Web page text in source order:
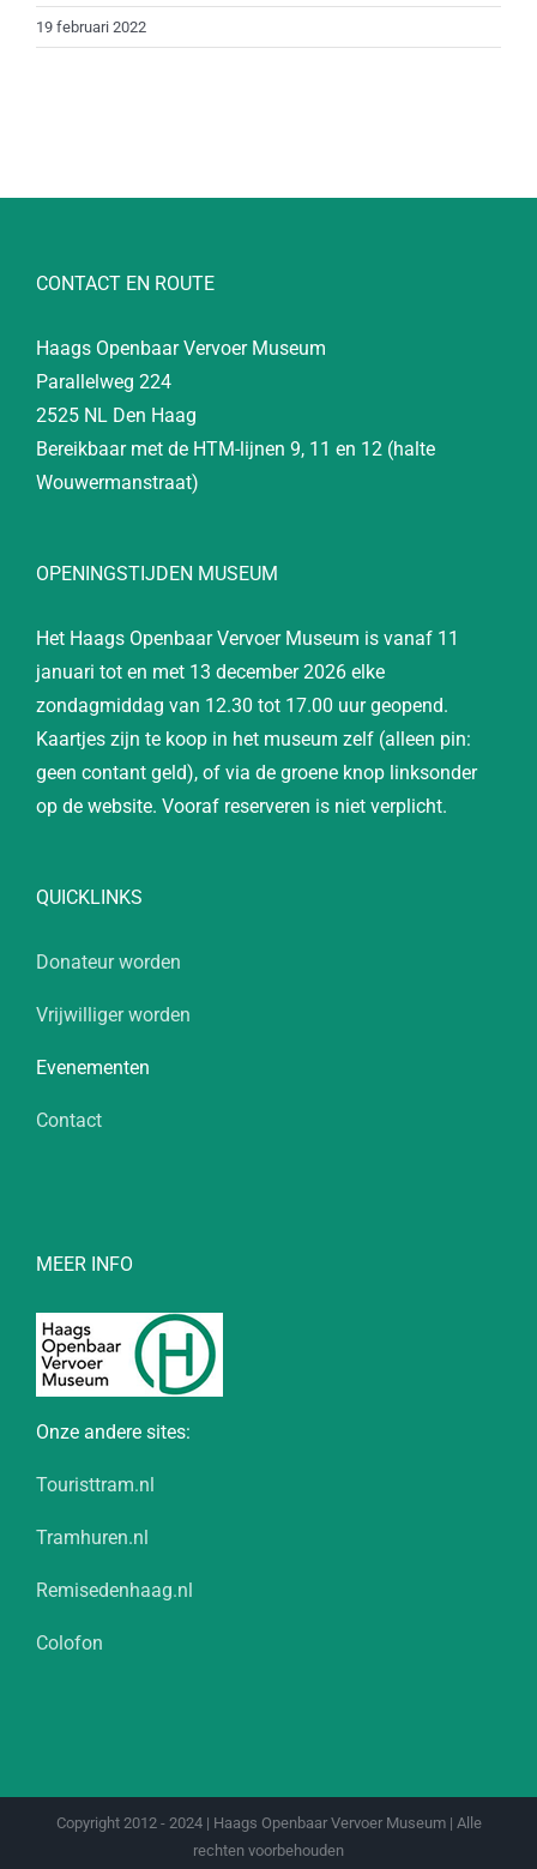
19 februari 2022
CONTACT EN ROUTE
Haags Openbaar Vervoer Museum
Parallelweg 224
2525 NL Den Haag
Bereikbaar met de HTM-lijnen 9, 11 en 12 (halte
Wouwermanstraat)
OPENINGSTIJDEN MUSEUM
Het Haags Openbaar Vervoer Museum is vanaf 11
januari tot en met 13 december 2026 elke
zondagmiddag van 12.30 tot 17.00 uur geopend.
Kaartjes zijn te koop in het museum zelf (alleen pin:
geen contant geld), of via de groene knop linksonder
op de website. Vooraf reserveren is niet verplicht.
QUICKLINKS
Donateur worden
Vrijwilliger worden
Evenementen
Contact
MEER INFO
Onze andere sites:
Touristtram.nl
Tramhuren.nl
Remisedenhaag.nl
Colofon
Copyright 2012 - 2024 | Haags Openbaar Vervoer Museum | Alle
rechten voorbehouden